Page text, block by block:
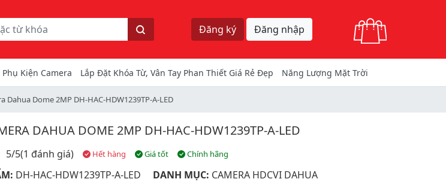
Tìm kiếm
Đăng ký Đăng nhập
Phụ Kiện Camera Lắp Đặt Khóa Từ, Vân Tay Phan Thiết Giá Rẻ Đẹp Năng Lượng Mặt Trời
Dahua Dome 2MP DH-HAC-HDW1239TP-A-LED
DAHUA DOME 2MP DH-HAC-HDW1239TP-A-LED
Điểm đánh giá
5/5(1 đánh giá) Hết hàng Giá tốt Chính hãng
DH-HAC-HDW1239TP-A-LED DANH MỤC: CAMERA HDCVI DAHUA